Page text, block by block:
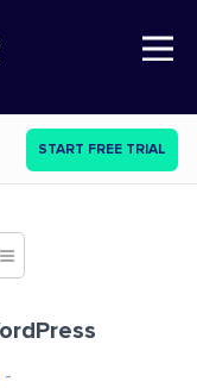
Open Nav
START FREE TRIAL